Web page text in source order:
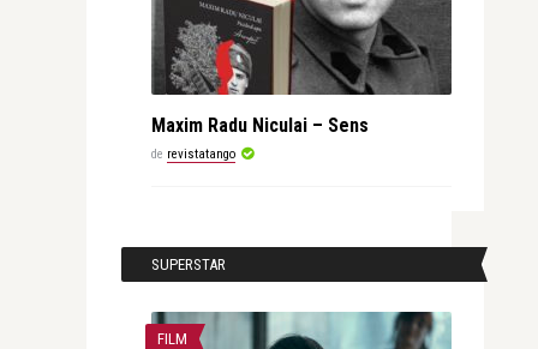
Maxim Radu Niculai – Sens
de revistatango
SUPERSTAR
FILM